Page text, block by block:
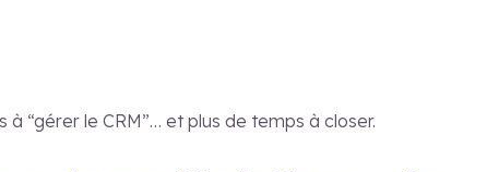
“gérer le CRM”… et plus de temps à closer.